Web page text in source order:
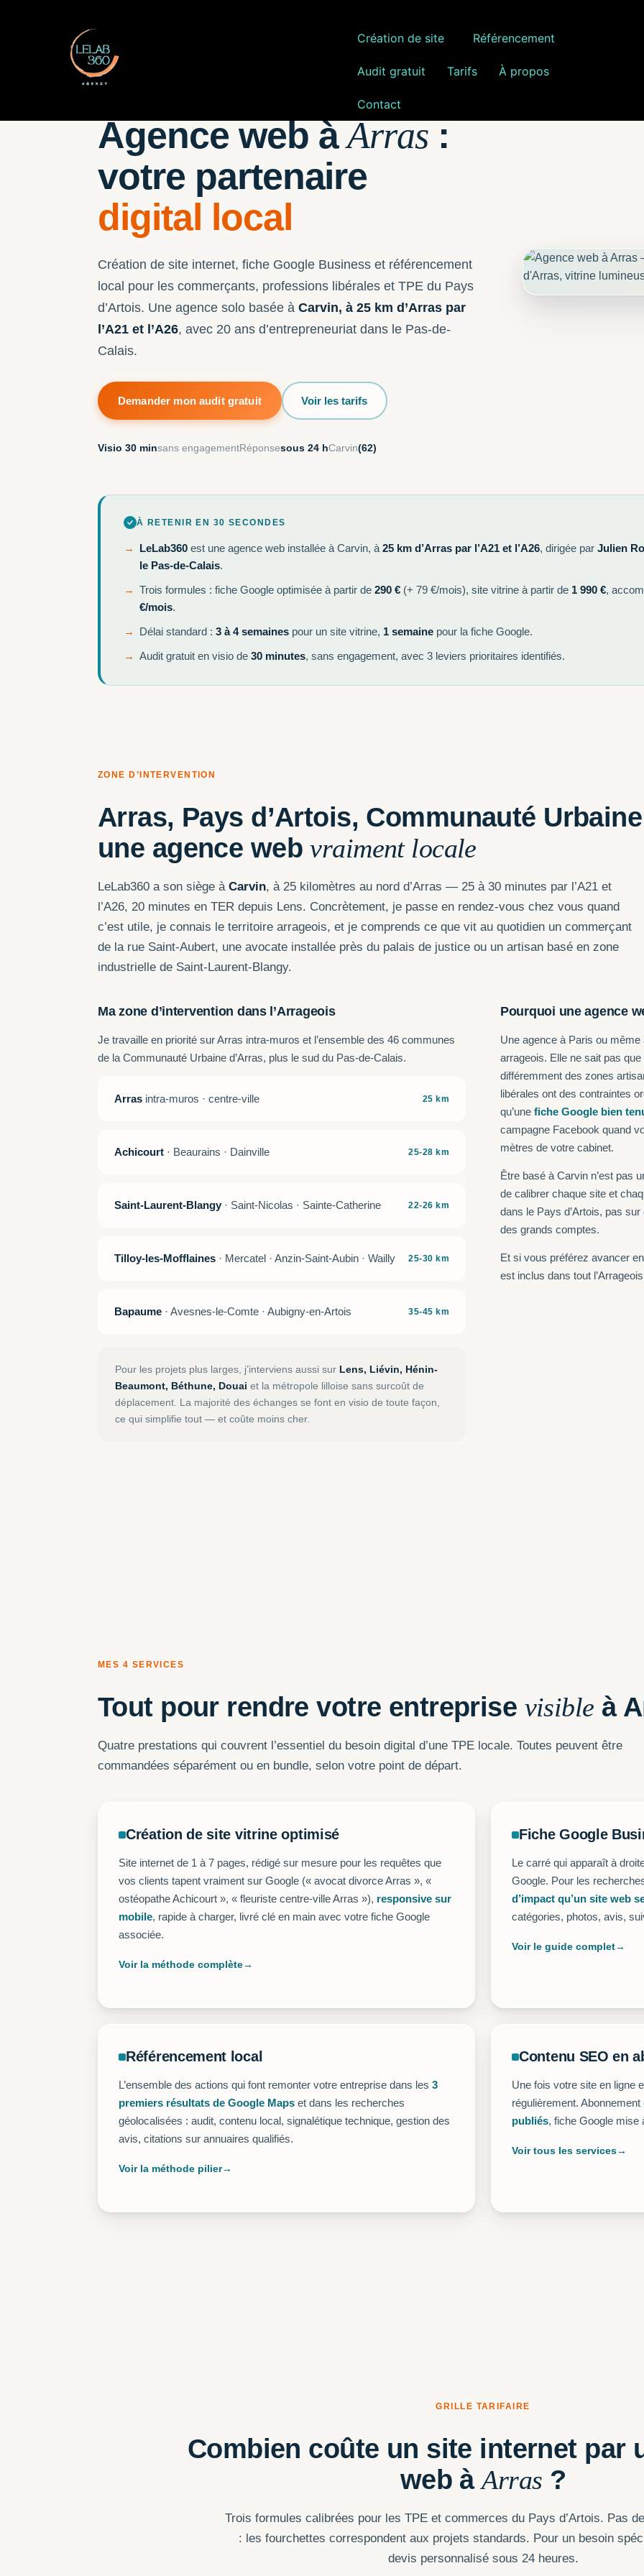
Création de site Référencement
Audit gratuit Tarifs À propos
Contact
ARRAS · ACHICOURT · BEAURAINS · CUA
Agence web àArras:
votre partenaire
digital local
Création de site internet, fiche Google Business et référencement
local pour les commerçants, professions libérales et TPE du Pays
d’Artois. Une agence solo basée à Carvin, à 25 km d’Arras par
l’A21 et l’A26, avec 20 ans d’entrepreneuriat dans le Pas-de-
Calais.
Demander mon audit gratuit Voir les tarifs
Visio 30 minsans engagementRéponsesous 24 hCarvin(62)
À RETENIR EN 30 SECONDES
LeLab360 est une agence web installée à Carvin, à 25 km d’Arras par l’A21 et l’A26, dirigée par Julien
le Pas-de-Calais.
Trois formules : fiche Google optimisée à partir de 290 € (+ 79 €/mois), site vitrine à partir de 1 990 €,
€/mois.
Délai standard : 3 à 4 semaines pour un site vitrine, 1 semaine pour la fiche Google.
Audit gratuit en visio de 30 minutes, sans engagement, avec 3 leviers prioritaires identifiés.
ZONE D’INTERVENTION
Arras, Pays d’Artois, Communauté
une agence webvraiment locale
LeLab360 a son siège à Carvin, à 25 kilomètres au nord d’Arras — 25 à 30 minutes par l’A21 et
l’A26, 20 minutes en TER depuis Lens. Concrètement, je passe en rendez-vous chez vous quand
c’est utile, je connais le territoire arrageois, et je comprends ce que vit au quotidien un commerçant
de la rue Saint-Aubert, une avocate installée près du palais de justice ou un artisan basé en zone
industrielle de Saint-Laurent-Blangy.
Ma zone d’intervention dans l’Arrageois
Je travaille en priorité sur Arras intra-muros et l’ensemble des 46 communes
de la Communauté Urbaine d’Arras, plus le sud du Pas-de-Calais.
Arras intra-muros · centre-ville 25 km
Achicourt · Beaurains · Dainville 25-28 km
Saint-Laurent-Blangy · Saint-Nicolas · Sainte-Catherine 22-26 km
Tilloy-les-Mofflaines · Mercatel · Anzin-Saint-Aubin · Wailly 25-30 km
Bapaume · Avesnes-le-Comte · Aubigny-en-Artois 35-45 km
Pour les projets plus larges, j’interviens aussi sur Lens, Liévin, Hénin-
Beaumont, Béthune, Douai et la métropole lilloise sans surcoût de
déplacement. La majorité des échanges se font en visio de toute façon,
ce qui simplifie tout — et coûte moins cher.
Pourquoi une agence
Une agence à Paris ou
arrageois. Elle ne sait pas
différemment des zones
libérales ont des contraintes
qu’une fiche Google bien
campagne Facebook quand
mètres de votre cabinet.
Être basé à Carvin n’est pas
de calibrer chaque site et
dans le Pays d’Artois, pas
des grands comptes.
Et si vous préférez avancer
est inclus dans tout
MES 4 SERVICES
Tout pour rendre votre entreprise visible à
Quatre prestations qui couvrent l’essentiel du besoin digital d’une TPE locale. Toutes peuvent être
commandées séparément ou en bundle, selon votre point de départ.
Création de site vitrine optimisé
Site internet de 1 à 7 pages, rédigé sur mesure pour les requêtes que
vos clients tapent vraiment sur Google (« avocat divorce Arras », «
ostéopathe Achicourt », « fleuriste centre-ville Arras »), responsive sur
mobile, rapide à charger, livré clé en main avec votre fiche Google
associée.
Voir la méthode complète
Fiche Google
Le carré qui apparaît à
Google. Pour les
d’impact qu’un site web
catégories, photos, avis,
Voir le guide complet
Référencement local
L’ensemble des actions qui font remonter votre entreprise dans les 3
premiers résultats de Google Maps et dans les recherches
géolocalisées : audit, contenu local, signalétique technique, gestion des
avis, citations sur annuaires qualifiés.
Voir la méthode pilier
Contenu SEO en
Une fois votre site en ligne
régulièrement.
publiés, fiche Google mise
Voir tous les services
GRILLE TARIFAIRE
Combien coûte un site internet par
web àArras ?
Trois formules calibrées pour les TPE et commerces du Pays d’Artois. Pas
: les fourchettes correspondent aux projets standards. Pour un besoin
devis personnalisé sous 24 heures.